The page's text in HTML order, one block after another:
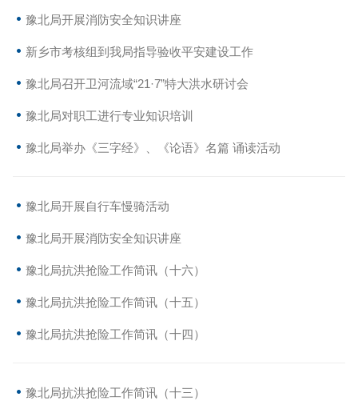
豫北局开展消防安全知识讲座
新乡市考核组到我局指导验收平安建设工作
豫北局召开卫河流域“21·7”特大洪水研讨会
豫北局对职工进行专业知识培训
豫北局举办《三字经》、《论语》名篇 诵读活动
豫北局开展自行车慢骑活动
豫北局开展消防安全知识讲座
豫北局抗洪抢险工作简讯（十六）
豫北局抗洪抢险工作简讯（十五）
豫北局抗洪抢险工作简讯（十四）
豫北局抗洪抢险工作简讯（十三）